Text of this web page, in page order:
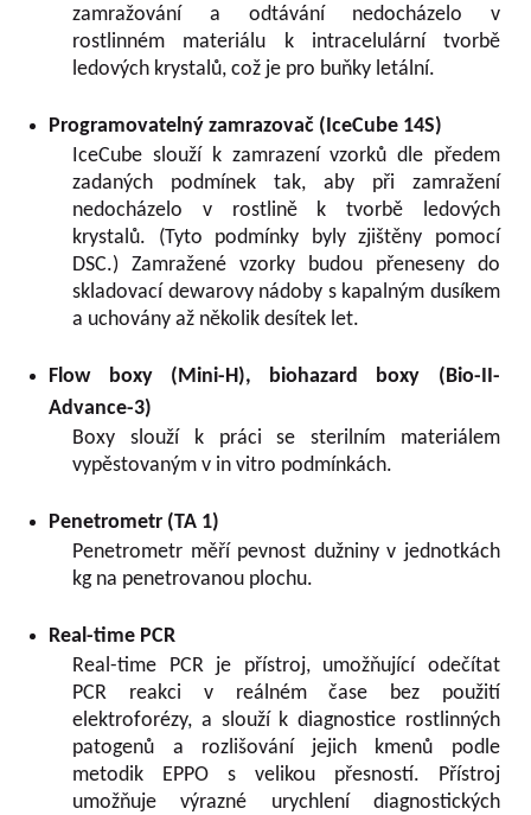
zamražování a odtávání nedocházelo v
rostlinném materiálu k intracelulární tvorbě
ledových krystalů, což je pro buňky letální.
Programovatelný zamrazovač (IceCube 14S)
IceCube slouží k zamrazení vzorků dle předem
zadaných podmínek tak, aby při zamražení
nedocházelo v rostlině k tvorbě ledových
krystalů. (Tyto podmínky byly zjištěny pomocí
DSC.) Zamražené vzorky budou přeneseny do
skladovací dewarovy nádoby s kapalným dusíkem
a uchovány až několik desítek let.
Flow boxy (Mini-H), biohazard boxy (Bio-II-
Advance-3)
Boxy slouží k práci se sterilním materiálem
vypěstovaným v in vitro podmínkách.
Penetrometr (TA 1)
Penetrometr měří pevnost dužniny v jednotkách
kg na penetrovanou plochu.
Real-time PCR
Real-time PCR je přístroj, umožňující odečítat
PCR reakci v reálném čase bez použití
elektroforézy, a slouží k diagnostice rostlinných
patogenů a rozlišování jejich kmenů podle
metodik EPPO s velikou přesností. Přístroj
umožňuje výrazné urychlení diagnostických